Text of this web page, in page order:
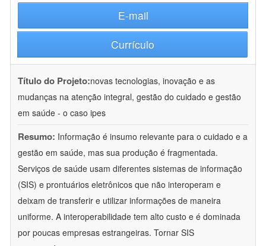
E-mail
Currículo
Título do Projeto:novas tecnologias, inovação e as
mudanças na atenção integral, gestão do cuidado e gestão
em saúde - o caso ipes
Resumo: Informação é insumo relevante para o cuidado e a
gestão em saúde, mas sua produção é fragmentada.
Serviços de saúde usam diferentes sistemas de informação
(SIS) e prontuários eletrônicos que não interoperam e
deixam de transferir e utilizar informações de maneira
uniforme. A interoperabilidade tem alto custo e é dominada
por poucas empresas estrangeiras. Tornar SIS